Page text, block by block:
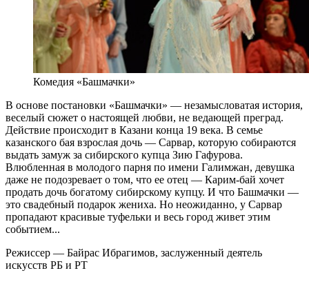
Комедия «Башмачки»
В основе постановки «Башмачки» — незамысловатая история,
веселый сюжет о настоящей любви, не ведающей преград.
Действие происходит в Казани конца 19 века. В семье
казанского бая взрослая дочь — Сарвар, которую собираются
выдать замуж за сибирского купца Зию Гафурова.
Влюбленная в молодого парня по имени Галимжан, девушка
даже не подозревает о том, что ее отец — Карим-бай хочет
продать дочь богатому сибирскому купцу. И что Башмачки —
это свадебный подарок жениха. Но неожиданно, у Сарвар
пропадают красивые туфельки и весь город живет этим
событием...
Режиссер — Байрас Ибрагимов, заслуженный деятель
искусств РБ и РТ